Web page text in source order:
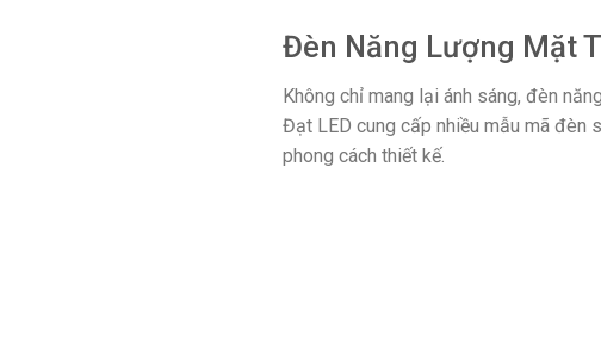
Đèn Năng Lượng Mặt
Không chỉ mang lại ánh sáng, đèn
Đạt LED cung cấp nhiều mẫu mã đèn
phong cách thiết kế.